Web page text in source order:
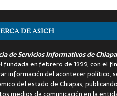
DE ASICH
de Servicios Informativos de
fundada en febrero de 1999, con el
información del acontecer político,
del estado de Chiapas,
medios de comunicación en la